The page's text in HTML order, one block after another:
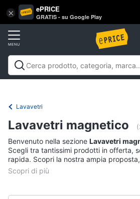
× ePRICE
GRATIS - su Google Play
Accedi
Registrati
Offerte
Informatica
Telefonia
Tv
Home
Vai
al
Elettrodomestici
Frigoriferi
Cantinetta
Vino
Congelatore
a
pozzetto
CappeElettrodomestici da incasso
elettrodomesticiElettrodomestici
Elettrodomestici in offerta
Lavavetri
Lavavetri magnetico
Benvenuto nella sezione Lavavetri
Scegli tra tantissimi prodotti in offerta,
rapida. Scopri la nostra ampia
acquista comodamente online.